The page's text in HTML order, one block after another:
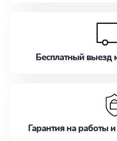
Бесплатный выезд
Гарантия на работы